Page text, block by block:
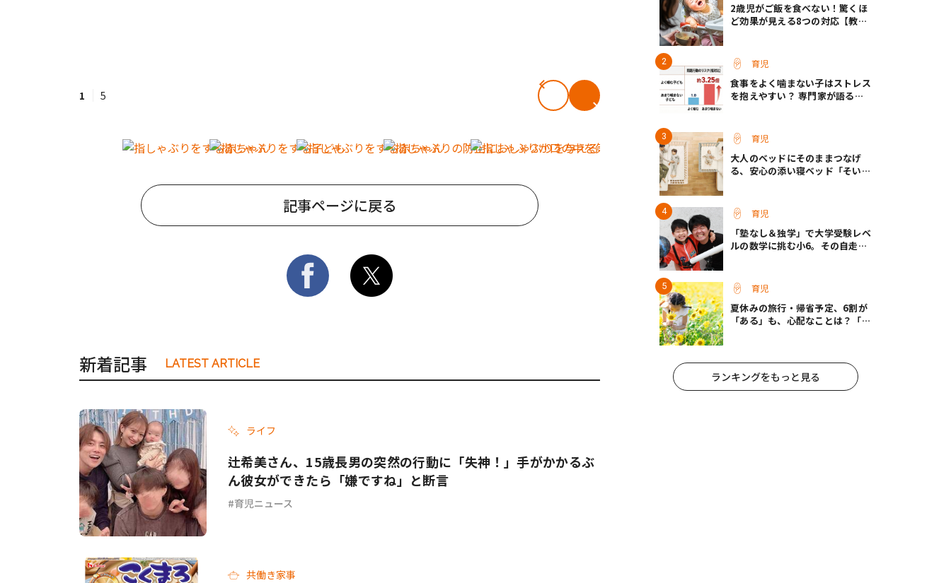
1 5
記事ページに戻る
新着記事 LATEST ARTICLE
ライフ
辻希美さん、15歳長男の突然の行動に「失神！」手がかかるぶ
ん彼女ができたら「嫌ですね」と断言
育児ニュース
共働き家事
2歳児がご飯を食べない！驚くほ
ど効果が見える8つの対応【教え
育児
食事をよく噛まない子はストレス
を抱えやすい？ 専門家が語る、
育児
大人のベッドにそのままつなげ
る、安心の添い寝ベッド「そいね
育児
「塾なし＆独学」で大学受験レベ
ルの数学に挑む小6。その自走力
育児
夏休みの旅行・帰省予定、6割が
「ある」も、心配なことは？「宿
ランキングをもっと見る